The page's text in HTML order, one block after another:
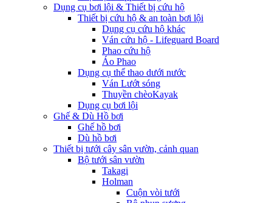
Dụng cụ bơi lội & Thiết bị cứu hộ
Thiết bị cứu hộ & an toàn bơi lội
Dụng cụ cứu hộ khác
Ván cứu hộ - Lifeguard Board
Phao cứu hộ
Áo Phao
Dụng cụ thể thao dưới nước
Ván Lướt sóng
Thuyền chèoKayak
Dụng cụ bơi lội
Ghế & Dù Hồ bơi
Ghế hồ bơi
Dù hồ bơi
Thiết bị tưới cây sân vườn, cảnh quan
Bộ tưới sân vườn
Takagi
Holman
Cuộn vòi tưới